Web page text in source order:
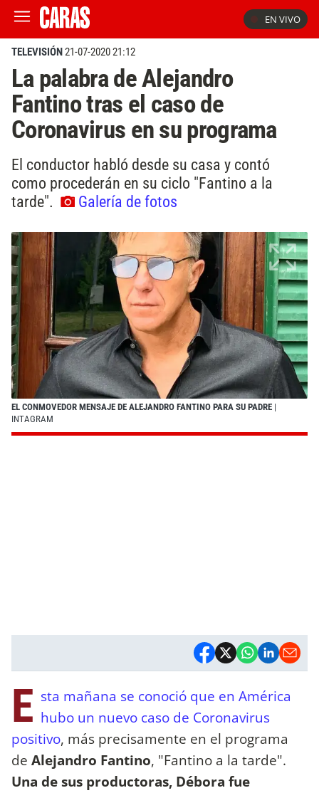
EN VIVO
TELEVISIÓN21-07-2020 21:12
La palabra de Alejandro
Fantino tras el caso de
Coronavirus en su programa
El conductor habló desde su casa y contó
como procederán en su ciclo "Fantino a la
tarde".
Galería de fotos
EL CONMOVEDOR MENSAJE DE ALEJANDRO FANTINO PARA SU PADRE |
INTAGRAM
E sta mañana se conoció que en América
hubo un nuevo caso de Coronavirus
positivo, más precisamente en el programa
de Alejandro Fantino, "Fantino a la tarde".
Una de sus productoras, Débora fue